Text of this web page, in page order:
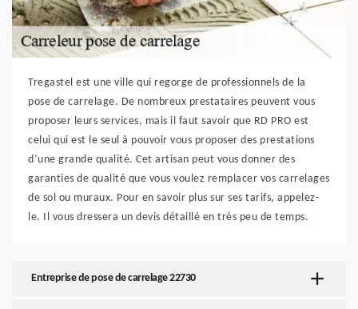
Tregastel est une ville qui regorge de professionnels de la
pose de carrelage. De nombreux prestataires peuvent vous
proposer leurs services, mais il faut savoir que RD PRO est
celui qui est le seul à pouvoir vous proposer des prestations
d’une grande qualité. Cet artisan peut vous donner des
garanties de qualité que vous voulez remplacer vos carrelages
de sol ou muraux. Pour en savoir plus sur ses tarifs, appelez-
le. Il vous dressera un devis détaillé en très peu de temps.
Entreprise de pose de carrelage 22730